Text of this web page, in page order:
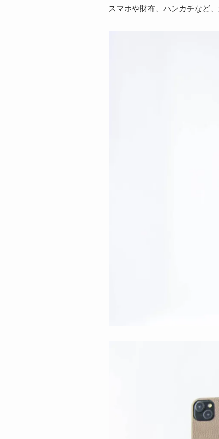
スマホや財布、ハンカチなど